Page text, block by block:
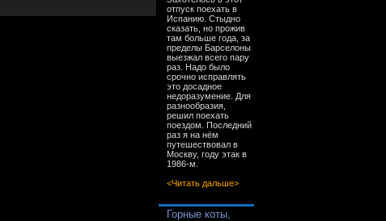
отпуск поехать в
Испанию. Стыдно
сказать, но прожив
там больше года, за
пределы Барселоны
выезжал всего пару
раз. Надо было
срочно исправлять
это досадное
недоразумение. Для
разнообразия,
решил поехать
поездом. Последний
раз я на нём
путешествовал в
Москву, году этак в
1986-м.
<Читать дальше>
Горные коты,